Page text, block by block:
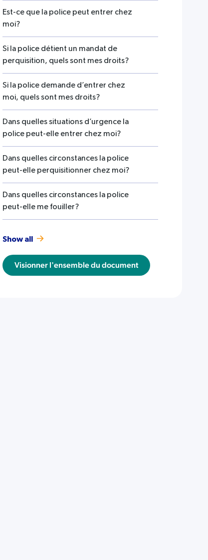
Est-ce que la police peut entrer chez
moi?
Si la police détient un mandat de
perquisition, quels sont mes droits?
Si la police demande d’entrer chez
moi, quels sont mes droits?
Dans quelles situations d’urgence la
police peut-elle entrer chez moi?
Dans quelles circonstances la police
peut-elle perquisitionner chez moi?
Dans quelles circonstances la police
peut-elle me fouiller?
Show all
Visionner l'ensemble du document